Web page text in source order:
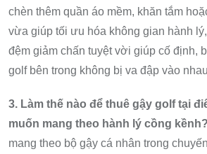
chèn thêm quần áo mềm, khăn tắm
vừa giúp tối ưu hóa không gian hành
đệm giảm chấn tuyệt vời giúp cố định,
golf bên trong không bị va đập vào
3. Làm thế nào để thuê gậy golf tại
muốn mang theo hành lý cồng kềnh?
mang theo bộ gậy cá nhân trong chuyến